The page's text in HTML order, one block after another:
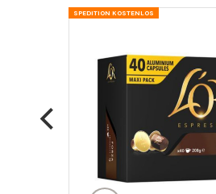
SPEDITION KOSTENLOS